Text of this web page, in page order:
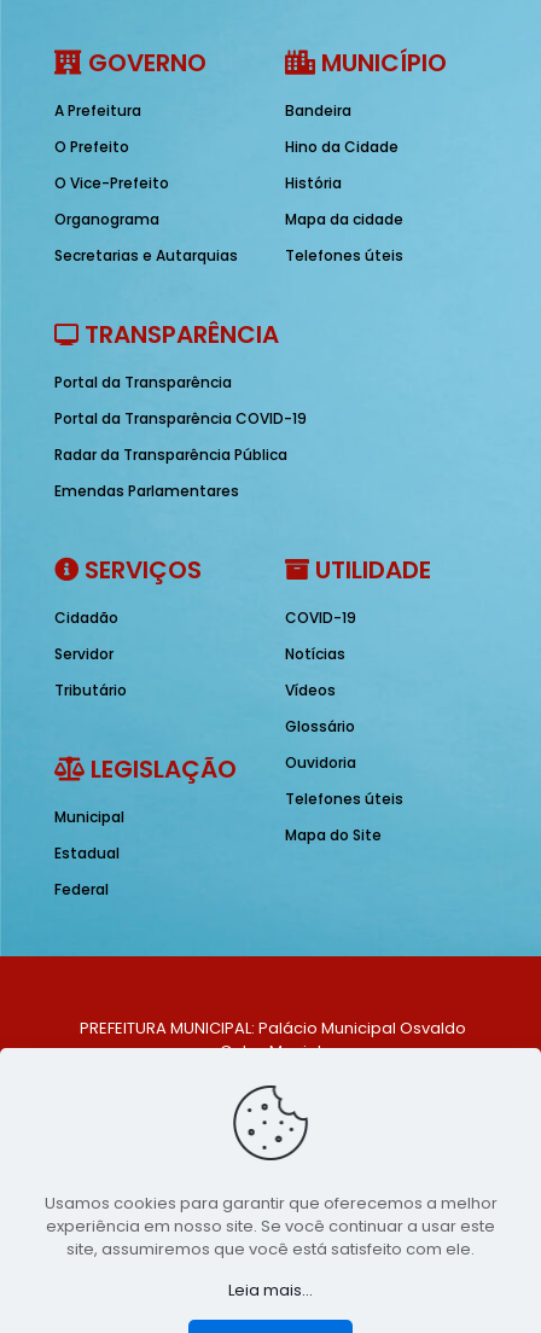
GOVERNO
A Prefeitura
O Prefeito
O Vice-Prefeito
Organograma
Secretarias e Autarquias
MUNICÍPIO
Bandeira
Hino da Cidade
História
Mapa da cidade
Telefones úteis
TRANSPARÊNCIA
Portal da Transparência
Portal da Transparência COVID-19
Radar da Transparência Pública
Emendas Parlamentares
SERVIÇOS
Cidadão
Servidor
Tributário
LEGISLAÇÃO
Municipal
Estadual
Federal
UTILIDADE
COVID-19
Notícias
Vídeos
Glossário
Ouvidoria
Telefones úteis
Mapa do Site
PREFEITURA MUNICIPAL: Palácio Municipal Osvaldo
Celso Maciel
Centro, São Bento do Una - PE. CEP: 553370-128
TELEFONE: (81) 99548-1569
E-MAIL: ouvidoria@saobentodouna.pe.gov.br
Copyright 2021-2026 - Assessoria de Comunicação da
Prefeitura de São Bento do Una - PE
publicidadeLumusWeb - Agência Digital
Usamos cookies para garantir que oferecemos a melhor
experiência em nosso site. Se você continuar a usar este
site, assumiremos que você está satisfeito com ele.
Leia mais...